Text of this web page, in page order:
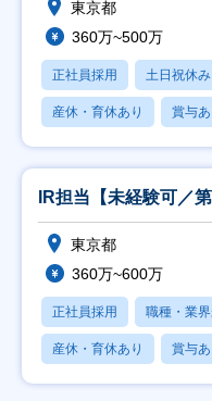
東京都
360万~500万
正社員採用 土日祝休み
産休・育休あり 賞与あ
IR担当【未経験可／
東京都
360万~600万
正社員採用 職種・業
産休・育休あり 賞与あ